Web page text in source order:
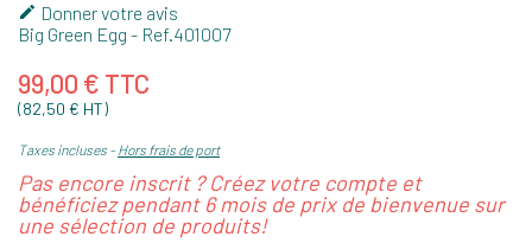
 Donner votre avis
Big Green Egg - Ref.401007
99,00 € TTC
(82,50 € HT)
Taxes incluses Hors frais de port
Pas encore inscrit ? Créez votre compte et
bénéficiez pendant 6 mois de prix de bienvenue sur
une sélection de produits!